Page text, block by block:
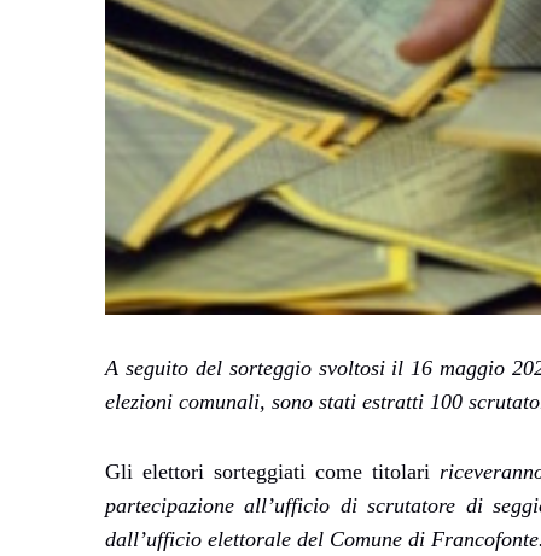
A seguito del sorteggio svoltosi il 16 maggio
elezioni comunali, sono stati estratti 100
Gli elettori sorteggiati come titolari
partecipazione all’ufficio di scrutatore di
dall’ufficio elettorale del Comune di Francofonte.